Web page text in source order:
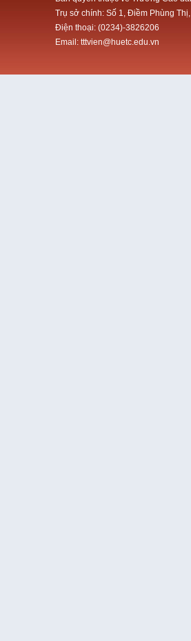
Trụ sở chính: Số 1, Điềm Phùng
Điện thoại: (0234)-3826206
Email: tttvien@huetc.edu.vn